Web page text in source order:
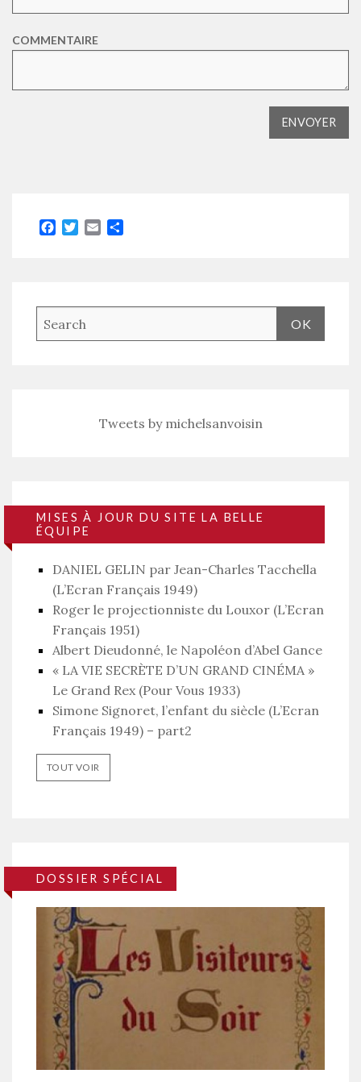
COMMENTAIRE
Facebook
TwitterEmail
Tweets by michelsanvoisin
MISES À JOUR DU SITE LA BELLE
ÉQUIPE
DANIEL GELIN par Jean-Charles Tacchella
(L’Ecran Français 1949)
Roger le projectionniste du Louxor (L’Ecran
Français 1951)
Albert Dieudonné, le Napoléon d’Abel Gance
« LA VIE SECRÈTE D’UN GRAND CINÉMA »
Le Grand Rex (Pour Vous 1933)
Simone Signoret, l’enfant du siècle (L’Ecran
Français 1949) – part2
TOUT VOIR
DOSSIER SPÉCIAL